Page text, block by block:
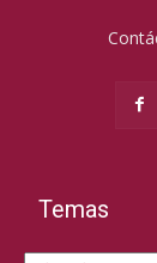
Temas
Temas